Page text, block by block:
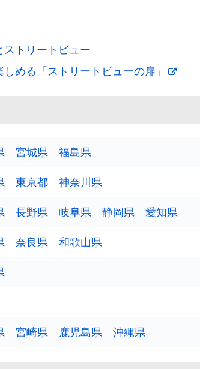
ストリートビュー
める「ストリートビューの扉」
宮城県 福島県
東京都 神奈川県
長野県 岐阜県 静岡県 愛知県
奈良県 和歌山県
宮崎県 鹿児島県 沖縄県